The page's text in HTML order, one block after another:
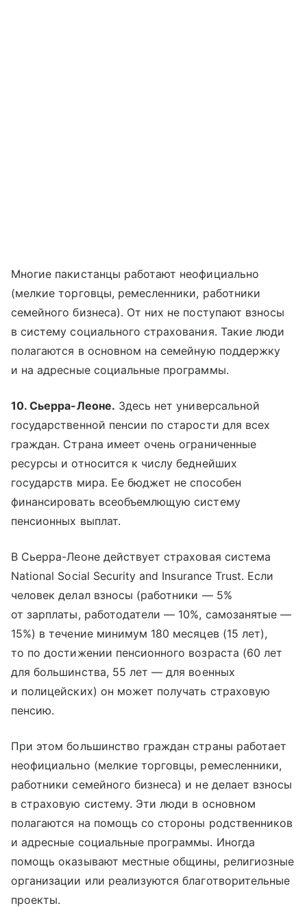
Многие пакистанцы работают неофициально
(мелкие торговцы, ремесленники, работники
семейного бизнеса). От них не поступают взносы
в систему социального страхования. Такие люди
полагаются в основном на семейную поддержку
и на адресные социальные программы.
10. Сьерра-Леоне. Здесь нет универсальной
государственной пенсии по старости для всех
граждан. Страна имеет очень ограниченные
ресурсы и относится к числу беднейших
государств мира. Ее бюджет не способен
финансировать всеобъемлющую систему
пенсионных выплат.
В Сьерра-Леоне действует страховая система
National Social Security and Insurance Trust. Если
человек делал взносы (работники — 5%
от зарплаты, работодатели — 10%, самозанятые —
15%) в течение минимум 180 месяцев (15 лет),
то по достижении пенсионного возраста (60 лет
для большинства, 55 лет — для военных
и полицейских) он может получать страховую
пенсию.
При этом большинство граждан страны работает
неофициально (мелкие торговцы, ремесленники,
работники семейного бизнеса) и не делает взносы
в страховую систему. Эти люди в основном
полагаются на помощь со стороны родственников
и адресные социальные программы. Иногда
помощь оказывают местные общины, религиозные
организации или реализуются благотворительные
проекты.